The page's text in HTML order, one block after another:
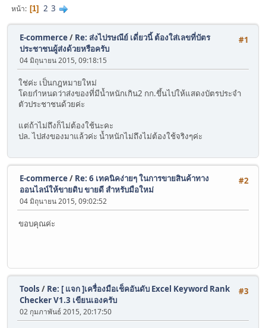
หน้า 1 2 3
#1
E-commerce/ Re: ส่งไปรษณีย์ เดี่ยวนี้ ต้องใส่เลขที่บัตร
ประชาชนผู้ส่งด้วยหรือครับ
04 มิถุนายน 2015, 09:18:15
ใช่ค่ะ เป็นกฎหมายใหม่
โดยกำหนดว่าส่งของที่มีน้ำหนักเกิน2 กก.ขึ้นไปให้แสดงบัตรประจำ
ตัวประชาชนด้วยค่ะ
แต่ถ้าไม่ถึงก็ไม่ต้องใช้นะคะ
ปล. ไปส่งของมาแล้วค่ะ น้ำหนักไม่ถึงไม่ต้องใช้จริงๆค่ะ
#2
E-commerce/ Re: 6 เทคนิคง่ายๆ ในการขายสินค้าทาง
ออนไลน์ให้ขายดิบ ขายดี สำหรับมือใหม่
04 มิถุนายน 2015, 09:02:52
ขอบคุณค่ะ
#3
Tools / Re: [ แจก ]เครื่องมือเช็คอันดับ Excel Keyword Rank
Checker V1.3 เขียนเองครับ
02 กุมภาพันธ์ 2015, 20:17:50